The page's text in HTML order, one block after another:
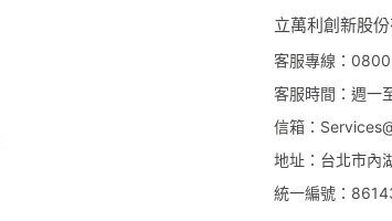
立萬利創新股
客服專線：
客服時間：週一
信箱：
地址：台北市內
統一編號：